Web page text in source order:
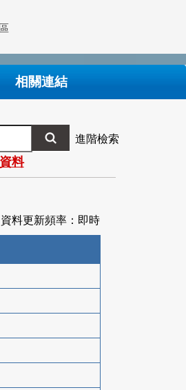
相關連結
進階檢索
料
資料更新頻率：即時